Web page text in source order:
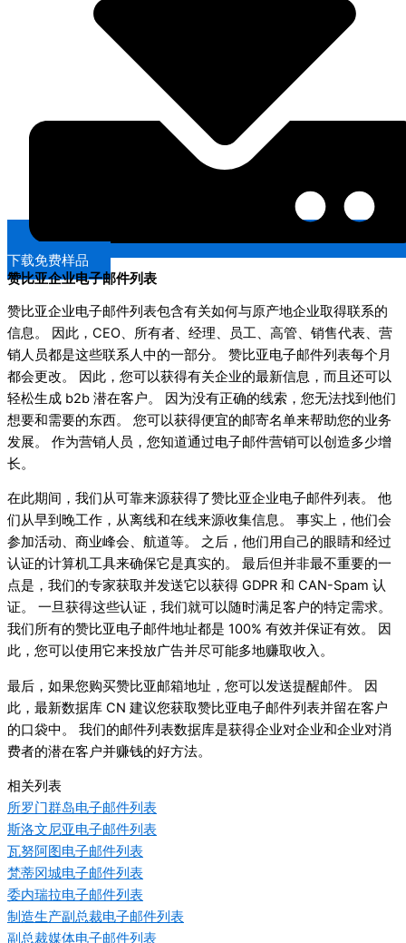
下载免费样品
赞比亚企业电子邮件列表
赞比亚企业电子邮件列表包含有关如何与原产地企业取得联系的
信息。 因此，CEO、所有者、经理、员工、高管、销售代表、营
销人员都是这些联系人中的一部分。 赞比亚电子邮件列表每个月
都会更改。 因此，您可以获得有关企业的最新信息，而且还可以
轻松生成 b2b 潜在客户。 因为没有正确的线索，您无法找到他们
想要和需要的东西。 您可以获得便宜的邮寄名单来帮助您的业务
发展。 作为营销人员，您知道通过电子邮件营销可以创造多少增
长。
在此期间，我们从可靠来源获得了赞比亚企业电子邮件列表。 他
们从早到晚工作，从离线和在线来源收集信息。 事实上，他们会
参加活动、商业峰会、航道等。 之后，他们用自己的眼睛和经过
认证的计算机工具来确保它是真实的。 最后但并非最不重要的一
点是，我们的专家获取并发送它以获得 GDPR 和 CAN-Spam 认
证。 一旦获得这些认证，我们就可以随时满足客户的特定需求。
我们所有的赞比亚电子邮件地址都是 100% 有效并保证有效。 因
此，您可以使用它来投放广告并尽可能多地赚取收入。
最后，如果您购买赞比亚邮箱地址，您可以发送提醒邮件。 因
此，最新数据库 CN 建议您获取赞比亚电子邮件列表并留在客户
的口袋中。 我们的邮件列表数据库是获得企业对企业和企业对消
费者的潜在客户并赚钱的好方法。
相关列表
所罗门群岛电子邮件列表
斯洛文尼亚电子邮件列表
瓦努阿图电子邮件列表
梵蒂冈城电子邮件列表
委内瑞拉电子邮件列表
制造生产副总裁电子邮件列表
副总裁媒体电子邮件列表